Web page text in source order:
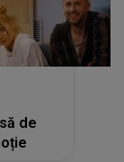
de